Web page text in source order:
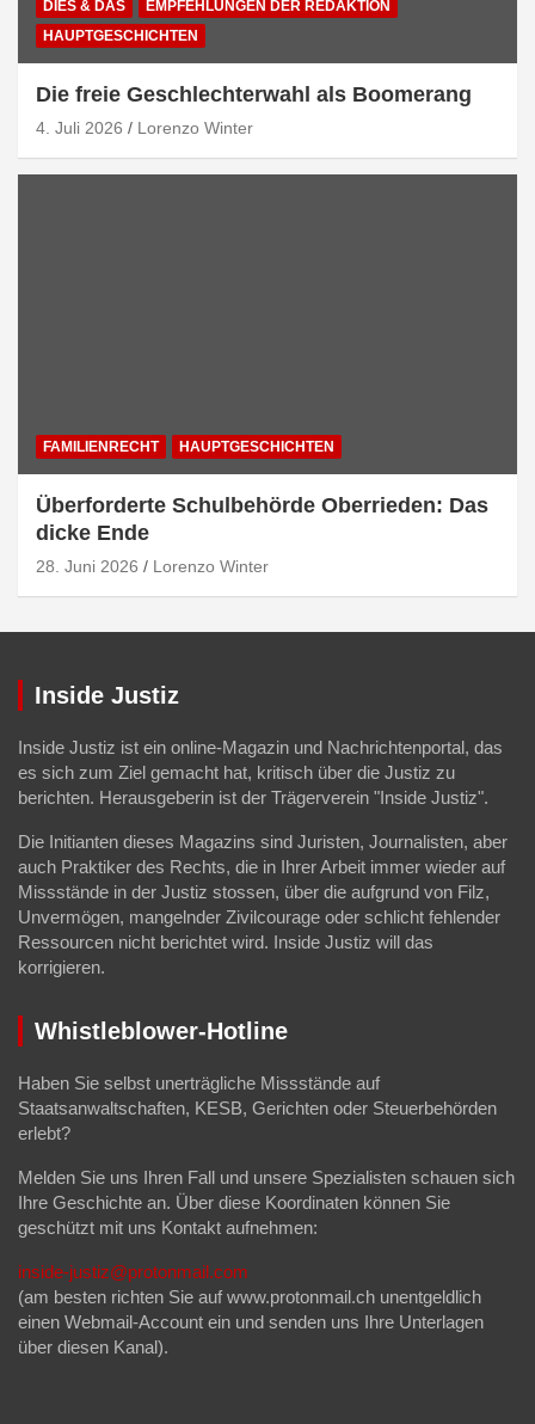
DIES & DAS
EMPFEHLUNGEN DER REDAKTION
HAUPTGESCHICHTEN
Die freie Geschlechterwahl als Boomerang
4. Juli 2026 Lorenzo Winter
FAMILIENRECHT HAUPTGESCHICHTEN
Überforderte Schulbehörde Oberrieden: Das
dicke Ende
28. Juni 2026 Lorenzo Winter
Inside Justiz
Inside Justiz ist ein online-Magazin und Nachrichtenportal, das
es sich zum Ziel gemacht hat, kritisch über die Justiz zu
berichten. Herausgeberin ist der Trägerverein "Inside Justiz".
Die Initianten dieses Magazins sind Juristen, Journalisten, aber
auch Praktiker des Rechts, die in Ihrer Arbeit immer wieder auf
Missstände in der Justiz stossen, über die aufgrund von Filz,
Unvermögen, mangelnder Zivilcourage oder schlicht fehlender
Ressourcen nicht berichtet wird. Inside Justiz will das
korrigieren.
Whistleblower-Hotline
Haben Sie selbst unerträgliche Missstände auf
Staatsanwaltschaften, KESB, Gerichten oder Steuerbehörden
erlebt?
Melden Sie uns Ihren Fall und unsere Spezialisten schauen sich
Ihre Geschichte an. Über diese Koordinaten können Sie
geschützt mit uns Kontakt aufnehmen:
inside-justiz@protonmail.com
(am besten richten Sie auf www.protonmail.ch unentgeldlich
einen Webmail-Account ein und senden uns Ihre Unterlagen
über diesen Kanal).